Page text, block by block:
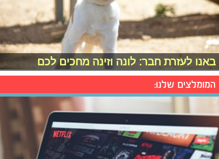
באנו לעזרת חבר: לונה וזינה מחכים לכם
המומלצים שלנו: